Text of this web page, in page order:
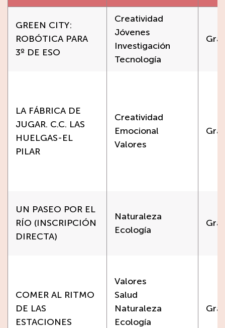
GREEN CITY:
ROBÓTICA PARA
3º DE ESO
Creatividad
Jóvenes
Investigación
Tecnología
LA FÁBRICA DE
JUGAR. C.C. LAS
HUELGAS-EL
PILAR
Creatividad
Emocional
Valores
UN PASEO POR EL
RÍO (INSCRIPCIÓN
DIRECTA)
Naturaleza
Ecología
COMER AL RITMO
DE LAS
ESTACIONES
Valores
Salud
Naturaleza
Ecología